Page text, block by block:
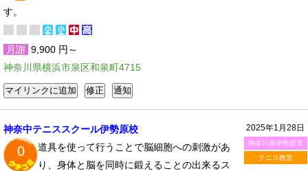
す。
月謝 9,900 円～
神奈川県横浜市泉区和泉町4715
2025年1月28日
神奈川県伊勢原市
テニス教室
神奈中テニススクール伊勢原校
0
道具を使って行うことで脳細胞への刺激があ
り、身体と脳を同時に鍛えることの出来るス